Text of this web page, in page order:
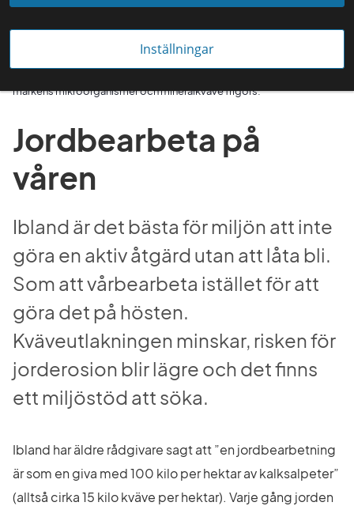
Inställningar
markens mikroorganismer och mineralkväve frigörs.
Jordbearbeta på
våren
Ibland är det bästa för miljön att inte
göra en aktiv åtgärd utan att låta bli.
Som att vårbearbeta istället för att
göra det på hösten.
Kväveutlakningen minskar, risken för
jorderosion blir lägre och det finns
ett miljöstöd att söka.
Ibland har äldre rådgivare sagt att ”en jordbearbetning
är som en giva med 100 kilo per hektar av kalksalpeter”
(alltså cirka 15 kilo kväve per hektar). Varje gång jorden